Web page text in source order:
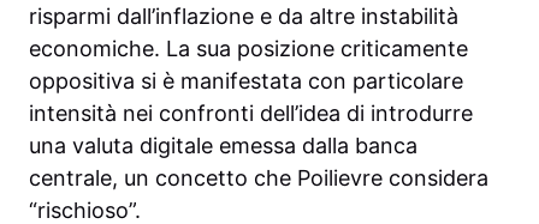
risparmi dall’inflazione e da altre instabilità
economiche. La sua posizione criticamente
oppositiva si è manifestata con particolare
intensità nei confronti dell’idea di introdurre
una valuta digitale emessa dalla banca
centrale, un concetto che Poilievre considera
“rischioso”.